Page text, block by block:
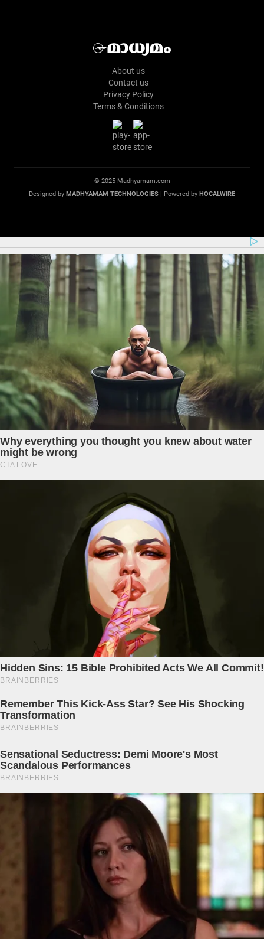
About us
Contact us
Privacy Policy
Terms & Conditions
© 2025 Madhyamam.com
Designed by MADHYAMAM TECHNOLOGIES | Powered by HOCALWIRE